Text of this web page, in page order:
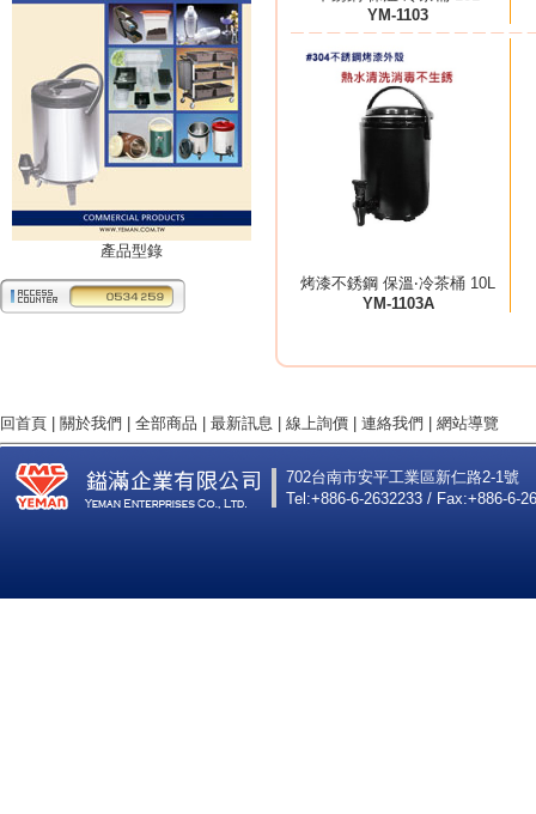
產品型錄
YM-1103
烤漆不銹鋼 保溫‧冷茶桶 10L
YM-1103A
回首頁 關於我們 全部商品 最新訊息 線上詢價 連絡我們 網站導覽
702台南市安平工業區新仁路2-1號
Tel:+886-6-2632233 / Fax:+886-6-